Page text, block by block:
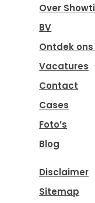
Over
BV
Ontdek
Vacatures
Contact
Cases
Foto’s
Blog
Disclaimer
Sitemap